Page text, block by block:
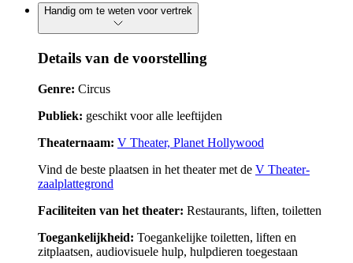
Handig om te weten voor vertrek
Details van de voorstelling
Genre: Circus
Publiek: geschikt voor alle leeftijden
Theaternaam: V Theater, Planet Hollywood
Vind de beste plaatsen in het theater met de V Theater-
zaalplattegrond
Faciliteiten van het theater: Restaurants, liften, toiletten
Toegankelijkheid: Toegankelijke toiletten, liften en
zitplaatsen, audiovisuele hulp, hulpdieren toegestaan